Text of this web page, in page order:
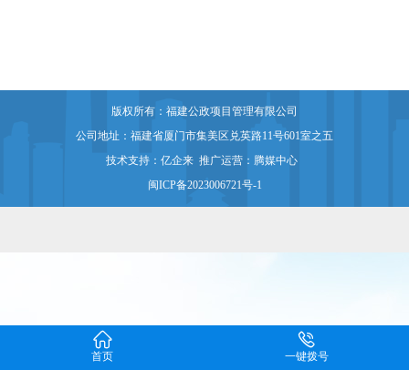
版权所有：福建公政项目管理有限公司
公司地址：福建省厦门市集美区兑英路11号601室之五
技术支持： 亿企来 推广运营： 腾媒中心
闽ICP备2023006721号-1

首页

一键拨号